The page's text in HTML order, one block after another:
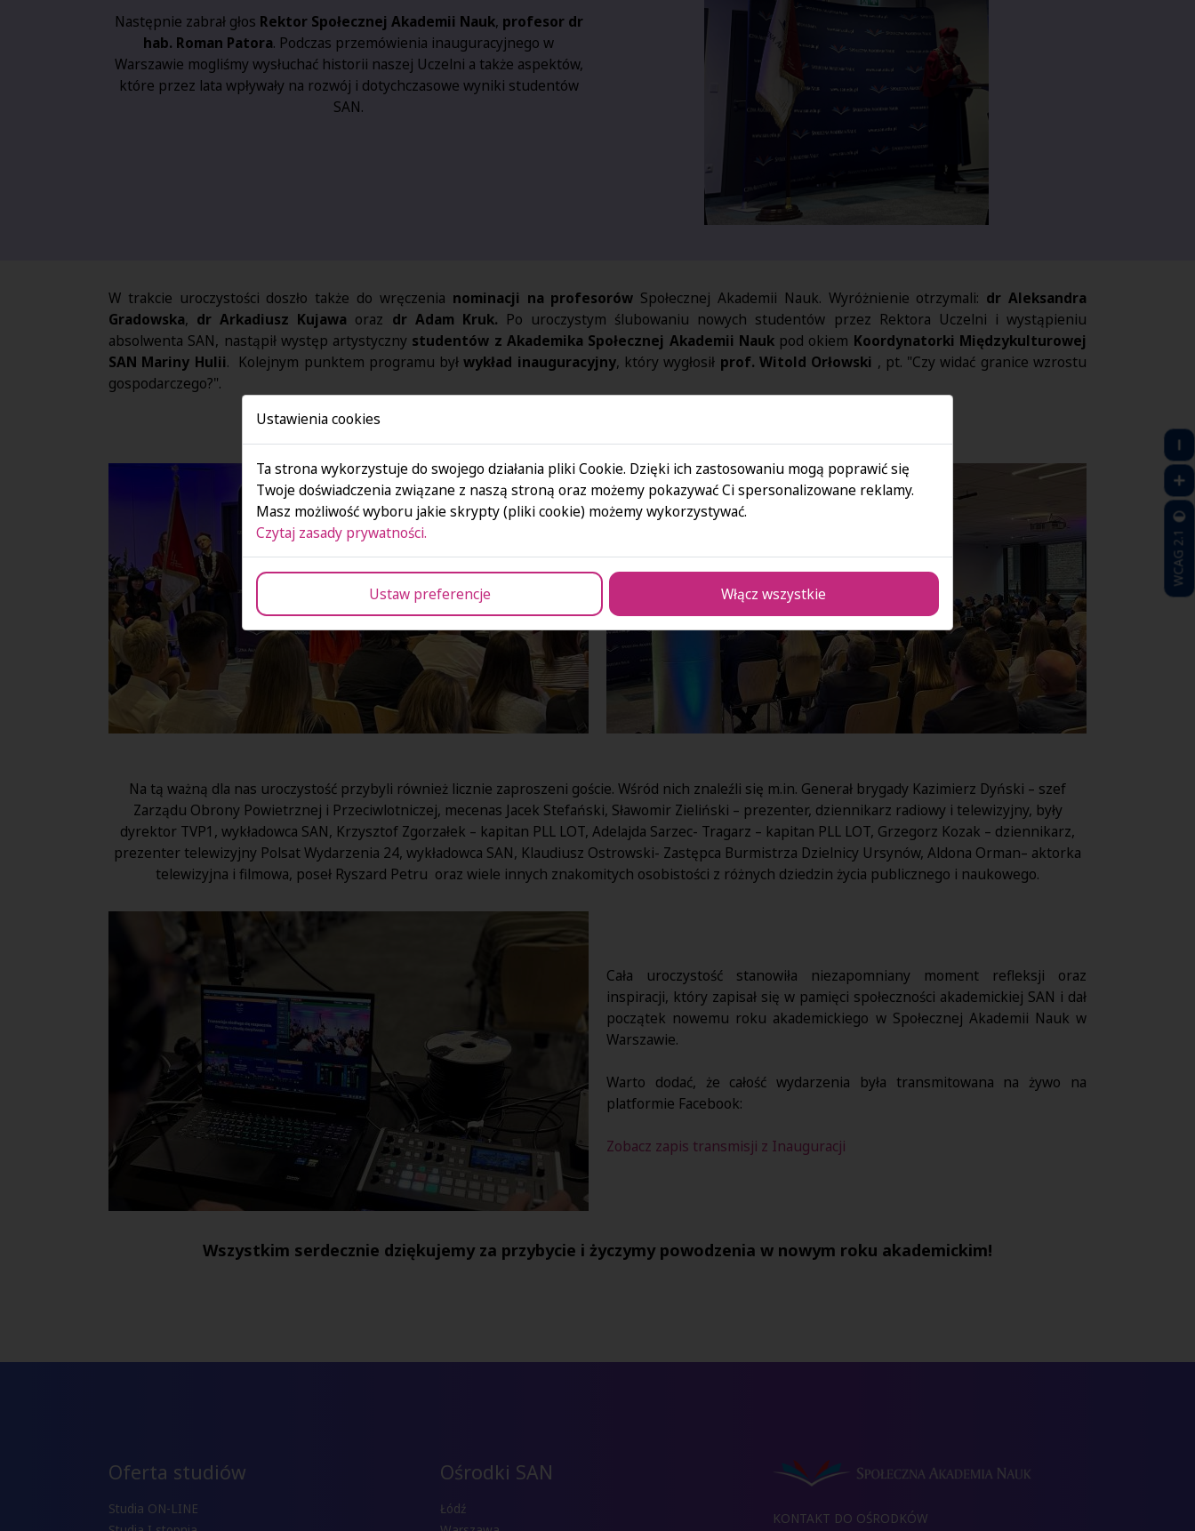
Następnie zabrał głos Rektor Społecznej Akademii Nauk, profesor dr
hab. Roman Patora. Podczas przemówienia inauguracyjnego w
Warszawie mogliśmy wysłuchać historii naszej Uczelni a także aspektów,
które przez lata wpływały na rozwój i dotychczasowe wyniki studentów
SAN.
W trakcie uroczystości doszło także do wręczenia nominacji na profesorów Społecznej Akademii Nauk. Wyróżnienie otrzymali: dr Aleksandra
Gradowska, dr Arkadiusz Kujawa oraz dr Adam Kruk. Po uroczystym ślubowaniu nowych studentów przez Rektora Uczelni i wystąpieniu
absolwenta SAN, nastąpił występ artystyczny studentów z Akademika Społecznej Akademii Naukpod okiem Koordynatorki Międzykulturowej
SAN Mariny Hulii. Kolejnym punktem programu byłwykład inauguracyjny, który wygłosił prof. Witold Orłowski , pt. "Czy widać granice wzrostu
gospodarczego?".
Na tą ważną dla nas uroczystość przybyli również licznie zaproszeni goście. Wśród nich znaleźli się m.in. Generał brygady Kazimierz Dyński – szef
Zarządu Obrony Powietrznej i Przeciwlotniczej, mecenas Jacek Stefański, Sławomir Zieliński – prezenter, dziennikarz radiowy i telewizyjny, były
dyrektor TVP1, wykładowca SAN, Krzysztof Zgorzałek – kapitan PLL LOT, Adelajda Sarzec- Tragarz – kapitan PLL LOT, Grzegorz Kozak – dziennikarz,
prezenter telewizyjny Polsat Wydarzenia 24, wykładowca SAN, Klaudiusz Ostrowski- Zastępca Burmistrza Dzielnicy Ursynów, Aldona Orman– aktorka
telewizyjna i filmowa, poseł Ryszard Petru oraz wiele innych znakomitych osobistości z różnych dziedzin życia publicznego i naukowego.
Cała uroczystość stanowiła niezapomniany moment refleksji oraz
inspiracji, który zapisał się w pamięci społeczności akademickiej SAN i dał
początek nowemu roku akademickiego w Społecznej Akademii Nauk w
Warszawie.
Warto dodać, że całość wydarzenia była transmitowana na żywo na
platformie Facebook:
Zobacz zapis transmisji z Inauguracji
Wszystkim serdecznie dziękujemy za przybycie i życzymy powodzenia w nowym roku akademickim!
Oferta studiów
Studia ON-LINE
Ośrodki SAN
Łódź
KONTAKT DO OŚRODKÓW
WCAG 2.1
Ustawienia cookies
Ta strona wykorzystuje do swojego działania pliki Cookie. Dzięki ich zastosowaniu mogą poprawić się
Twoje doświadczenia związane z naszą stroną oraz możemy pokazywać Ci spersonalizowane reklamy.
Masz możliwość wyboru jakie skrypty (pliki cookie) możemy wykorzystywać.
Czytaj zasady prywatności.
Ustaw preferencje Włącz wszystkie